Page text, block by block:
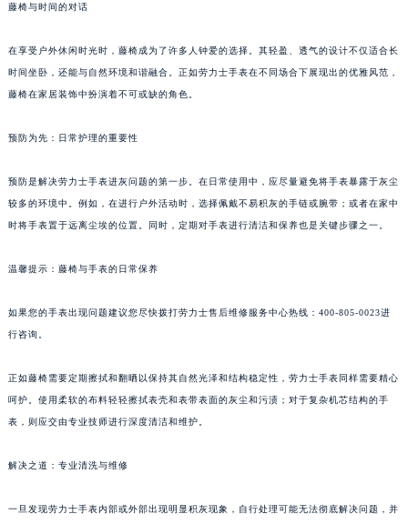
藤椅与时间的对话
在享受户外休闲时光时，藤椅成为了许多人钟爱的选择。其轻盈、透气的设计不仅适合长
时间坐卧，还能与自然环境和谐融合。正如劳力士手表在不同场合下展现出的优雅风范，
藤椅在家居装饰中扮演着不可或缺的角色。
预防为先：日常护理的重要性
预防是解决劳力士手表进灰问题的第一步。在日常使用中，应尽量避免将手表暴露于灰尘
较多的环境中。例如，在进行户外活动时，选择佩戴不易积灰的手链或腕带；或者在家中
时将手表置于远离尘埃的位置。同时，定期对手表进行清洁和保养也是关键步骤之一。
温馨提示：藤椅与手表的日常保养
如果您的手表出现问题建议您尽快拨打劳力士售后维修服务中心热线：400-805-0023进
行咨询。
正如藤椅需要定期擦拭和翻晒以保持其自然光泽和结构稳定性，劳力士手表同样需要精心
呵护。使用柔软的布料轻轻擦拭表壳和表带表面的灰尘和污渍；对于复杂机芯结构的手
表，则应交由专业技师进行深度清洁和维护。
解决之道：专业清洗与维修
一旦发现劳力士手表内部或外部出现明显积灰现象，自行处理可能无法彻底解决问题，并